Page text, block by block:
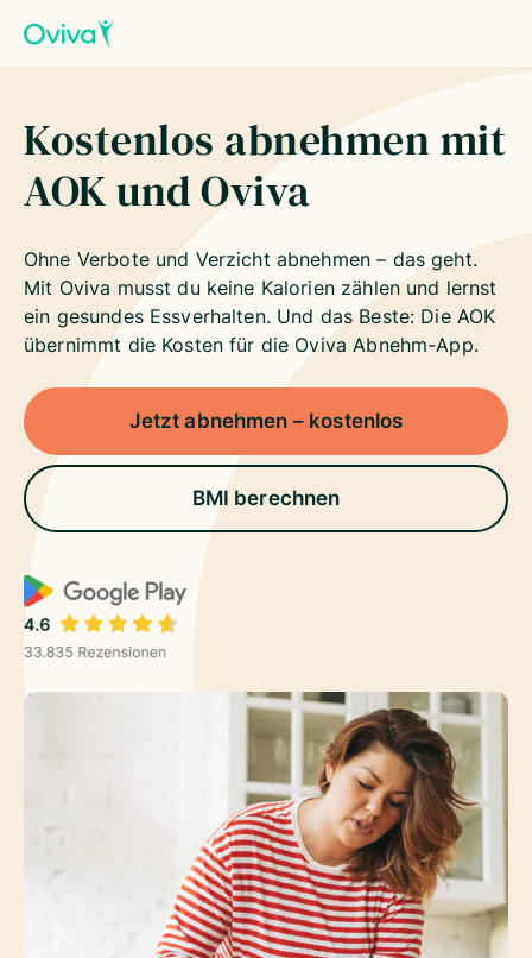
Kostenlos abnehmen mit
AOK und Oviva
Ohne Verbote und Verzicht abnehmen – das geht.
Mit Oviva musst du keine Kalorien zählen und lernst
ein gesundes Essverhalten. Und das Beste: Die AOK
übernimmt die Kosten für die Oviva Abnehm-App.
Jetzt abnehmen – kostenlos
BMI berechnen